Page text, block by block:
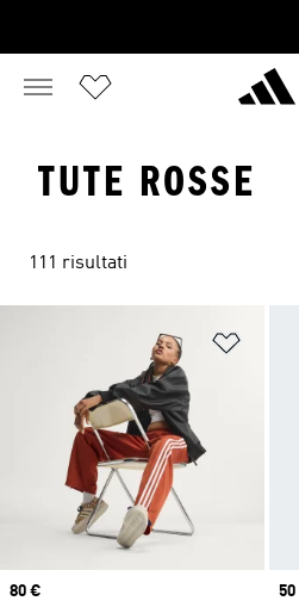
TUTE ROSSE
111 risultati
Price
80 €
50